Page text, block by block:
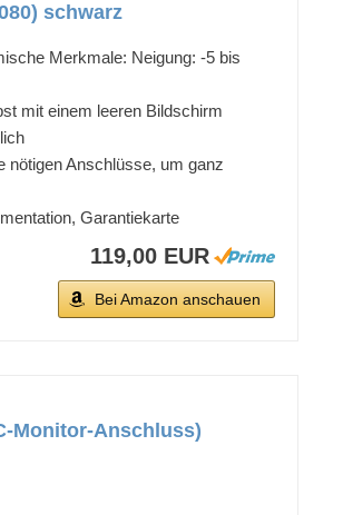
schwarz
Merkmale: Neigung: -5 bis
mit einem leeren Bildschirm
nötigen Anschlüsse, um ganz
Garantiekarte
119,00 EUR
Bei Amazon anschauen
Monitor-Anschluss)